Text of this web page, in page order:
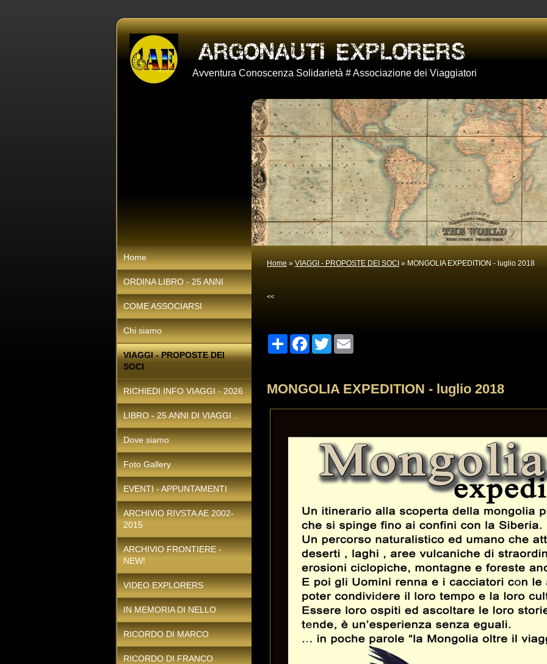
Avventura Conoscenza Solidarietà # Associazione dei Viaggiatori
Home » VIAGGI - PROPOSTE DEI SOCI » MONGOLIA EXPEDITION - luglio 2018
<<
Share Facebook
Twitter
MONGOLIA EXPEDITION - luglio 2018
Home
ORDINA LIBRO - 25 ANNI
COME ASSOCIARSI
Chi siamo
VIAGGI - PROPOSTE DEI
SOCI
RICHIEDI INFO VIAGGI - 2026
LIBRO - 25 ANNI DI VIAGGI ..
Dove siamo
Foto Gallery
EVENTI - APPUNTAMENTI
ARCHIVIO RIVSTA AE 2002-
2015
ARCHIVIO FRONTIERE -
NEW!
VIDEO EXPLORERS
IN MEMORIA DI NELLO
RICORDO DI MARCO
RICORDO DI FRANCO